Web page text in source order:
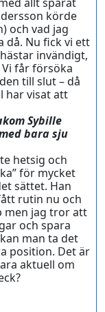
körde
och vad jag
då. Nu fick vi ett
invändigt,
får försöka
till slut – då
har visat att
Sybille
bara sju
hetsig och
för mycket
sättet. Han
rutin nu och
men jag tror att
och spara
man ta det
position. Det är
aktuell om